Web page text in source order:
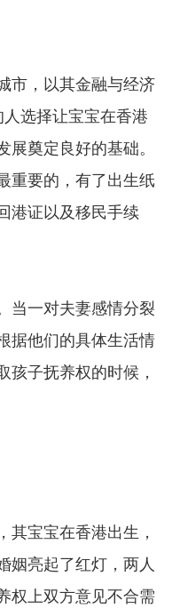
市，以其金融与经济
选择让宝宝在香港
奠定良好的基础。
重要的，有了出生纸
港证以及移民手续
当一对夫妻感情分裂
据他们的具体生活情
孩子抚养权的时候，
宝宝在香港出生，
姻亮起了红灯，两人
权上双方意见不合需